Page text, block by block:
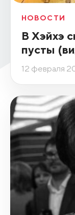
НОВОСТИ
В Хэйхэ
пусты
12 февраля